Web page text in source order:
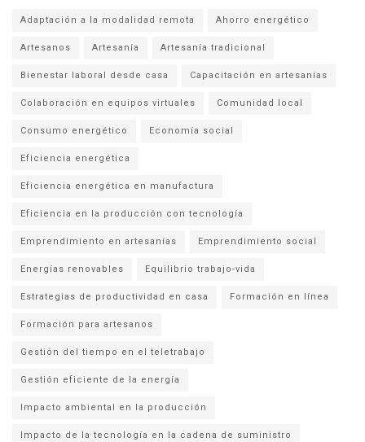
Adaptación a la modalidad remota Ahorro energético
Artesanos Artesanía Artesanía tradicional
Bienestar laboral desde casa Capacitación en artesanías
Colaboración en equipos virtuales Comunidad local
Consumo energético Economía social
Eficiencia energética
Eficiencia energética en manufactura
Eficiencia en la producción con tecnología
Emprendimiento en artesanías Emprendimiento social
Energías renovables Equilibrio trabajo-vida
Estrategias de productividad en casa Formación en línea
Formación para artesanos
Gestión del tiempo en el teletrabajo
Gestión eficiente de la energía
Impacto ambiental en la producción
Impacto de la tecnología en la cadena de suministro